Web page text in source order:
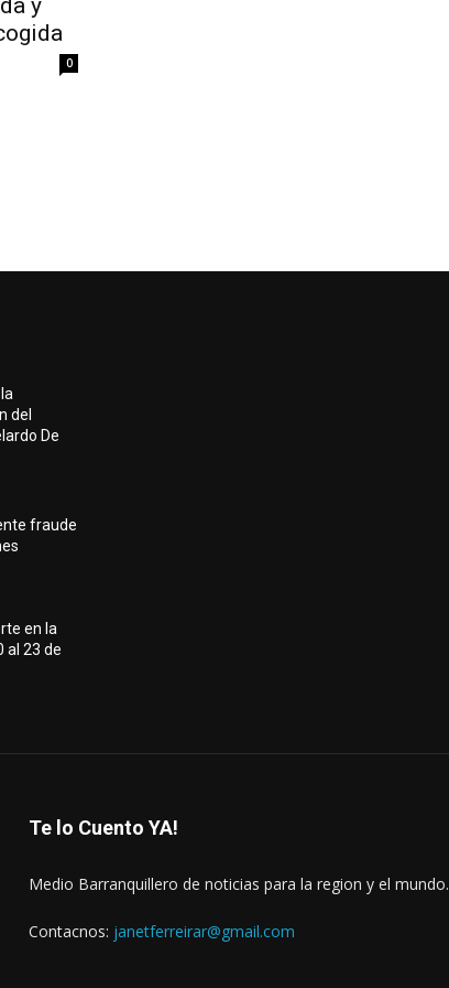
y
0
del
De
fraude
en la
al 23 de
Te lo Cuento YA!
Medio Barranquillero de noticias para la region y el mundo.
Contacnos: janetferreirar@gmail.com